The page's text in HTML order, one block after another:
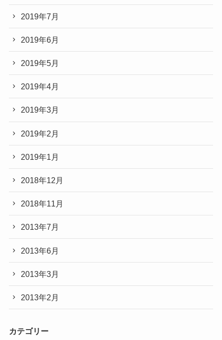
2019年7月
2019年6月
2019年5月
2019年4月
2019年3月
2019年2月
2019年1月
2018年12月
2018年11月
2013年7月
2013年6月
2013年3月
2013年2月
カテゴリー